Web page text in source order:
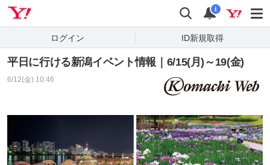
検索 通知
i
ログイン ID新規取得
平日に行ける新潟イベント情報｜6/15(月)～19(金)
6/12(金) 10:46